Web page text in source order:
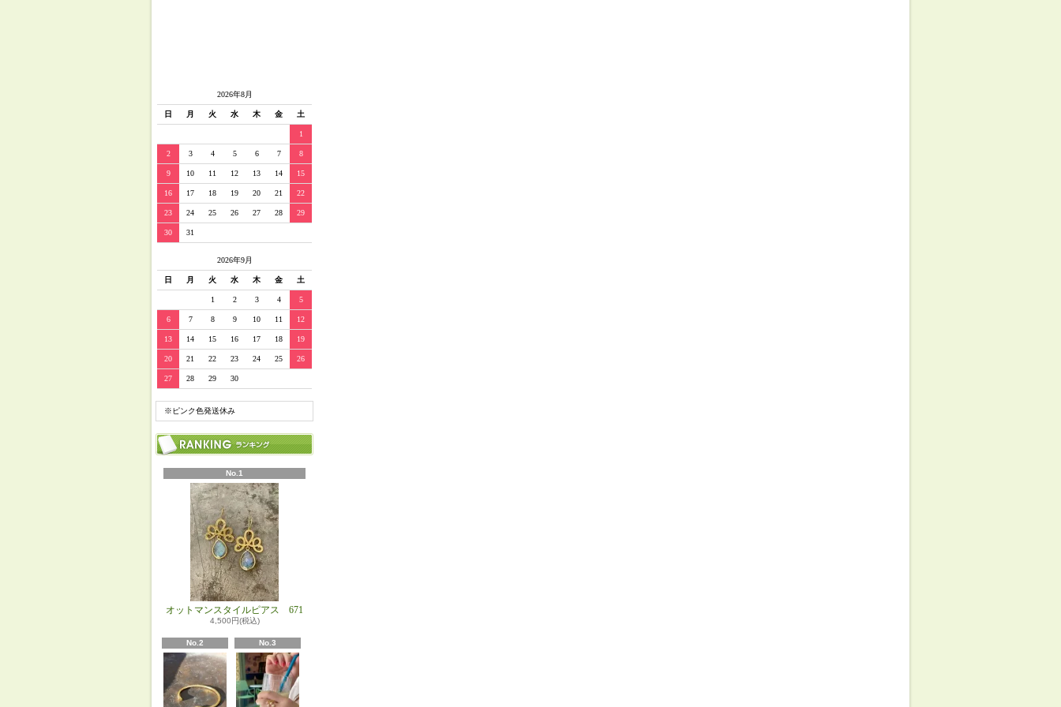
2026年8月
日 月 火 水 木 金 土
1
2 3 4 5 6 7 8
9 10 11 12 13 14 15
16 17 18 19 20 21 22
23 24 25 26 27 28 29
30 31
2026年9月
日 月 火 水 木 金 土
1 2 3 4 5
6 7 8 9 10 11 12
13 14 15 16 17 18 19
20 21 22 23 24 25 26
27 28 29 30
※ピンク色発送休み
No.1
オットマンスタイルピアス 671
4,500円(税込)
No.2 No.3